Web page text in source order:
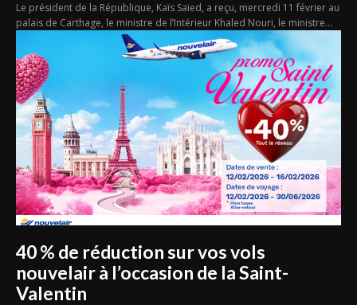
Le président de la République, Kaïs Saïed, a reçu, mercredi 11 février au
palais de Carthage, le ministre de l’Intérieur Khaled Nouri, le ministre...
40 % de réduction sur vos vols
nouvelair à l’occasion de la Saint-
Valentin